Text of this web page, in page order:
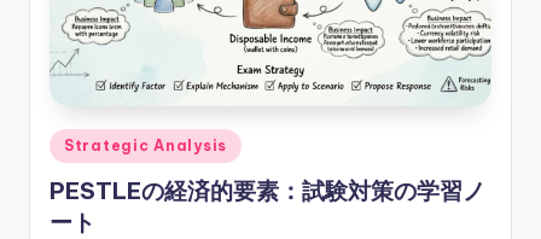
Posted
in
Strategic Analysis
PESTLEの経済的要素：試験対策の学習ノ
ート